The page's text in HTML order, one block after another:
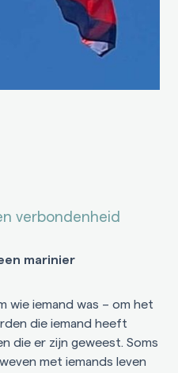
verbondenheid
marinier
wie iemand was – om het
die iemand heeft
die er zijn geweest. Soms
met iemands leven